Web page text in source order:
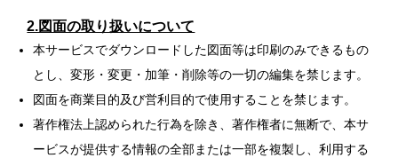
2.図面の取り扱いについて
本サービスでダウンロードした図面等は印刷のみできるもの
とし、変形・変更・加筆・削除等の一切の編集を禁じます。
図面を商業目的及び営利目的で使用することを禁じます。
著作権法上認められた行為を除き、著作権者に無断で、本サ
ービスが提供する情報の全部または一部を複製し、利用する